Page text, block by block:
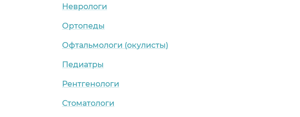
Неврологи
Ортопеды
Офтальмологи (окулисты)
Педиатры
Рентгенологи
Стоматологи